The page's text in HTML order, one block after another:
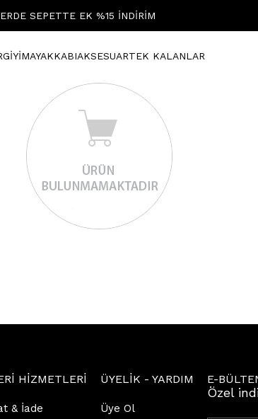
SEPETTE EK %15 İNDİRİM
GİYİMAYAKKABIAKSESUARTEK KALANLAR
HİZMETLERİ
& İade
ÜYELİK - YARDIM
Üye Ol
E-
Özel